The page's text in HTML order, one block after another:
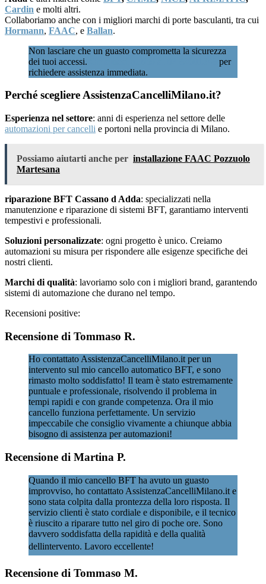
Cardin e molti altri.
Collaboriamo anche con i migliori marchi di porte basculanti, tra cui
Hormann, FAAC, e Ballan.
Non lasciare che un guasto comprometta la sicurezza
dei tuoi accessi.
per
richiedere assistenza immediata.
Perché scegliere AssistenzaCancelliMilano.it?
Esperienza nel settore: anni di esperienza nel settore delle
automazioni per cancelli e portoni nella provincia di Milano.
Possiamo aiutarti anche per installazione FAAC Pozzuolo
Martesana
riparazione BFT Cassano d Adda: specializzati nella
manutenzione e riparazione di sistemi BFT, garantiamo interventi
tempestivi e professionali.
Soluzioni personalizzate: ogni progetto è unico. Creiamo
automazioni su misura per rispondere alle esigenze specifiche dei
nostri clienti.
Marchi di qualità: lavoriamo solo con i migliori brand, garantendo
sistemi di automazione che durano nel tempo.
Recensioni positive:
Recensione di Tommaso R.
Ho contattato AssistenzaCancelliMilano.it per un
intervento sul mio cancello automatico BFT, e sono
rimasto molto soddisfatto! Il team è stato estremamente
puntuale e professionale, risolvendo il problema in
tempi rapidi e con grande competenza. Ora il mio
cancello funziona perfettamente. Un servizio
impeccabile che consiglio vivamente a chiunque abbia
bisogno di assistenza per automazioni!
Recensione di Martina P.
Quando il mio cancello BFT ha avuto un guasto
improvviso, ho contattato AssistenzaCancelliMilano.it e
sono stata colpita dalla prontezza della loro risposta. Il
servizio clienti è stato cordiale e disponibile, e il tecnico
è riuscito a riparare tutto nel giro di poche ore. Sono
davvero soddisfatta della rapidità e della qualità
dellintervento. Lavoro eccellente!
Recensione di Tommaso M.